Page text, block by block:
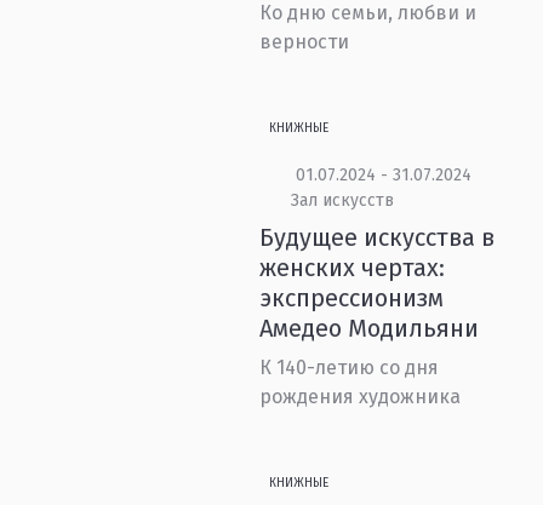
Ко дню семьи, любви и
верности
КНИЖНЫЕ
01.07.2024 - 31.07.2024
Зал искусств
Будущее искусства в
женских чертах:
экспрессионизм
Амедео Модильяни
К 140-летию со дня
рождения художника
КНИЖНЫЕ